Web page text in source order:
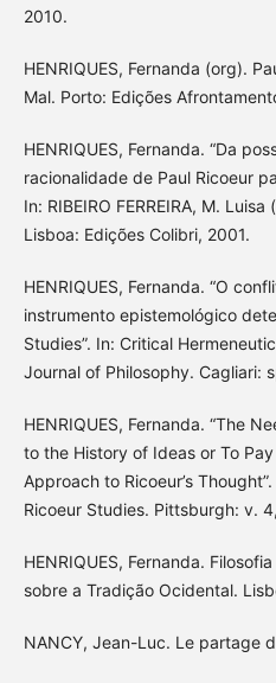
2010.
HENRIQUES, Fernanda (org).
Mal. Porto: Edições
HENRIQUES, Fernanda. “Da
racionalidade de Paul Ricoeur
In: RIBEIRO FERREIRA, M.
Lisboa: Edições Colibri, 2001.
HENRIQUES, Fernanda. “O
instrumento epistemológico
Studies”. In: Critical
Journal of Philosophy. Cagliari:
HENRIQUES, Fernanda. “The
to the History of Ideas or To
Approach to Ricoeur’s
Ricoeur Studies. Pittsburgh: v.
HENRIQUES, Fernanda.
sobre a Tradição Ocidental.
NANCY, Jean-Luc. Le partage